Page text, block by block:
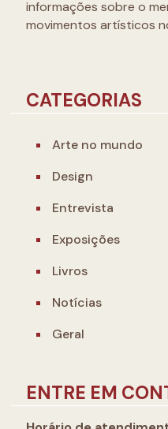
informações sobre o
movimentos artísticos
CATEGORIAS
Arte no mundo
Design
Entrevista
Exposições
Livros
Notícias
Geral
ENTRE EM